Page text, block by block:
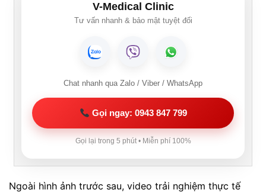
V-Medical Clinic
Tư vấn nhanh & bảo mật tuyệt đối
Chat nhanh qua Zalo / Viber / WhatsApp
Gọi ngay: 0943 847 799
Gọi lại trong 5 phút • Miễn phí 100%
Ngoài hình ảnh trước sau, video trải nghiệm thực tế